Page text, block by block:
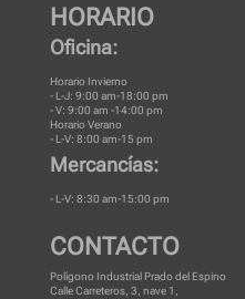
HORARIO
Oficina:
Horario Invierno
- L-J: 9:00 am-18:00 pm
- V: 9:00 am -14:00 pm
Horario Verano
- L-V: 8:00 am-15 pm
Mercancías:
- L-V: 8:30 am-15:00 pm
CONTACTO
Polígono Industrial Prado del Espino
Calle Carreteros, 3, nave 1,